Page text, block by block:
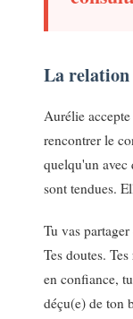
La relation
Aurélie
rencontrer le
quelqu'un avec
sont tendues.
Tu vas
Tes doutes.
en confiance,
déçu(e) de ton